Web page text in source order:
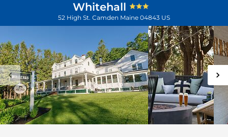
Whitehall
52 High St. Camden Maine 04843 US